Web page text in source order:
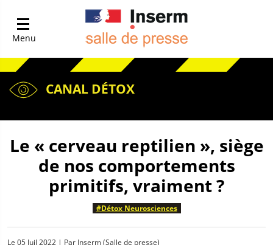
Menu
CANAL DÉTOX
Le « cerveau reptilien », siège
de nos comportements
primitifs, vraiment ?
#Détox Neurosciences
Le 05 Juil 2022 | Par Inserm (Salle de presse)